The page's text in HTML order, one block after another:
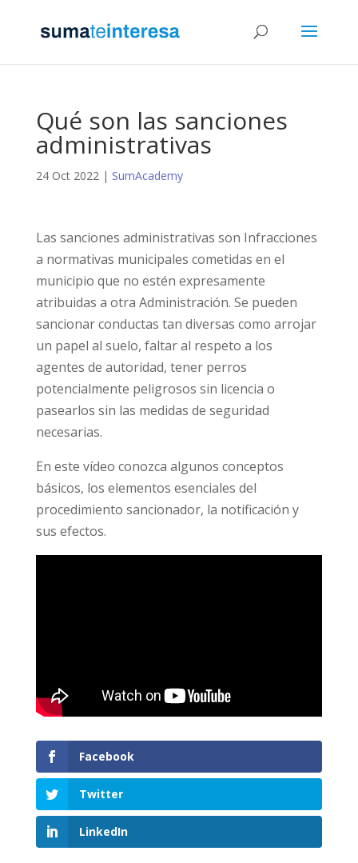
Qué son las sanciones
administrativas
24 Oct 2022| SumAcademy
Las sanciones administrativas son Infracciones
a normativas municipales cometidas en el
municipio que no estén expresamente
atribuidas a otra Administración. Se pueden
sancionar conductas tan diversas como arrojar
un papel al suelo, faltar al respeto a los
agentes de autoridad, tener perros
potencialmente peligrosos sin licencia o
pasearlos sin las medidas de seguridad
necesarias.
En este vídeo conozca algunos conceptos
básicos, los elementos esenciales del
procedimiento sancionador, la notificación y
sus efectos.
Facebook
Twitter
LinkedIn